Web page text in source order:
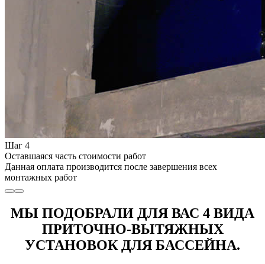
Шаг 4
Оставшаяся часть стоимости работ
Данная оплата производится после завершения всех
монтажных работ
МЫ ПОДОБРАЛИ ДЛЯ ВАС 4 ВИДА
ПРИТОЧНО-ВЫТЯЖНЫХ
УСТАНОВОК ДЛЯ БАССЕЙНА.